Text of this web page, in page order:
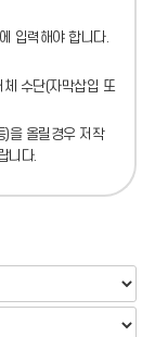
입력해야 합니다.
수단(자막삽입 또
)을 올릴경우 저작
니다.